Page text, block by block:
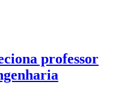
professor